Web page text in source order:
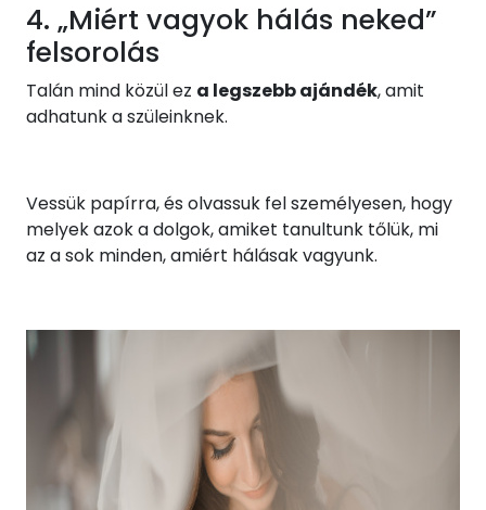
4. „Miért vagyok hálás neked”
felsorolás
Talán mind közül ez a legszebb ajándék, amit
adhatunk a szüleinknek.
Vessük papírra, és olvassuk fel személyesen, hogy
melyek azok a dolgok, amiket tanultunk tőlük, mi
az a sok minden, amiért hálásak vagyunk.